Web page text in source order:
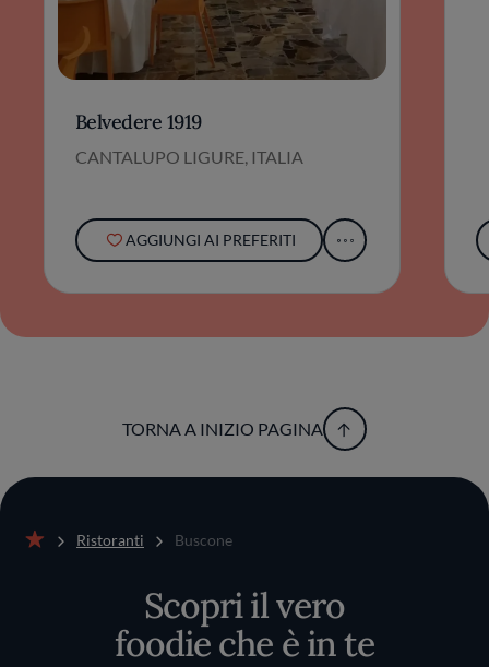
Belvedere 1919
CANTALUPO LIGURE, ITALIA
AGGIUNGI AI PREFERITI
TORNA A INIZIO PAGINA
Ristoranti Buscone
Scopri il vero
foodie che è in te